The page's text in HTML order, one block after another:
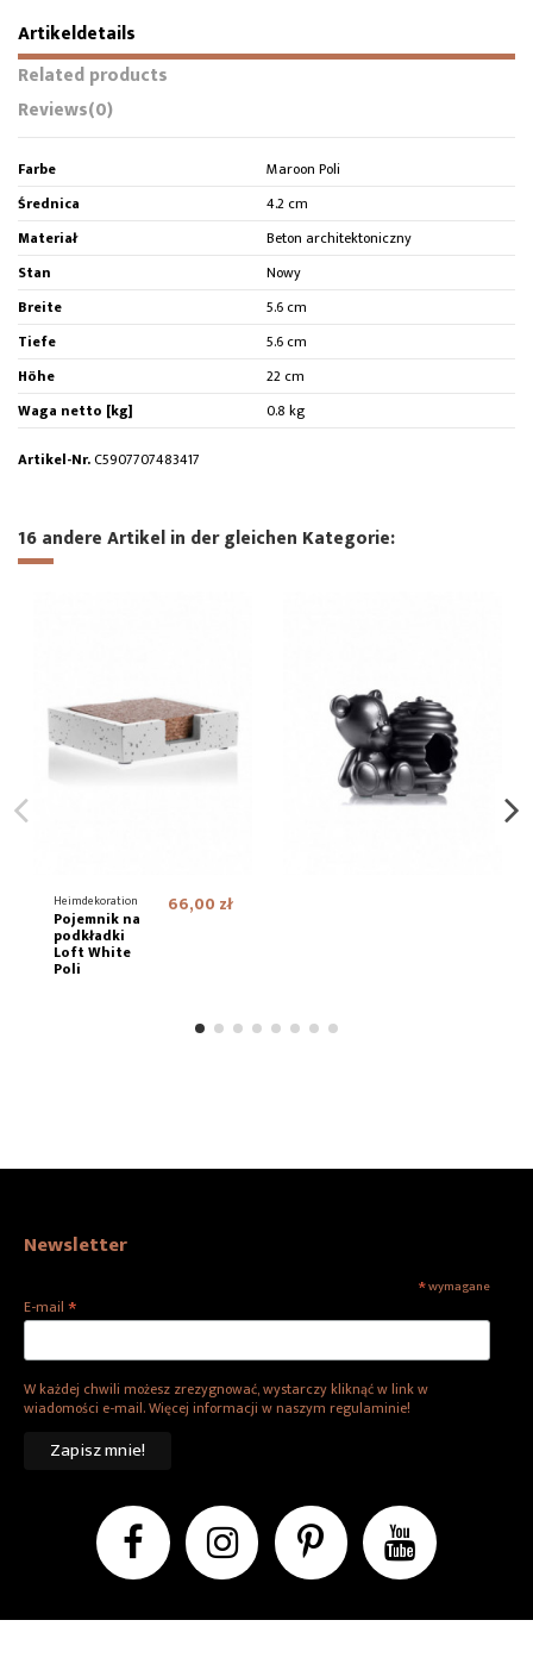
Artikeldetails
Related products
Reviews(0)
Farbe
Maroon Poli
Średnica
4.2 cm
Materiał
Beton architektoniczny
Stan
Nowy
Breite
5.6 cm
Tiefe
5.6 cm
Höhe
22 cm
Waga netto [kg]
0.8 kg
Artikel-Nr.C5907707483417
16 andere Artikel in der gleichen Kategorie:
Heimdekoration
Pojemnik na
podkładki
Loft White
Poli
66,00 zł
Newsletter
*wymagane
E-mail *
W każdej chwili możesz zrezygnować, wystarczy kliknąć w link w
wiadomości e-mail. Więcej informacji w naszym regulaminie!